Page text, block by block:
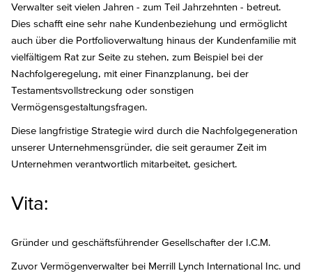
Verwalter seit vielen Jahren - zum Teil Jahrzehnten - betreut.
Dies schafft eine sehr nahe Kundenbeziehung und ermöglicht
auch über die Portfolioverwaltung hinaus der Kundenfamilie mit
vielfältigem Rat zur Seite zu stehen, zum Beispiel bei der
Nachfolgeregelung, mit einer Finanzplanung, bei der
Testamentsvollstreckung oder sonstigen
Vermögensgestaltungsfragen.
Diese langfristige Strategie wird durch die Nachfolgegeneration
unserer Unternehmensgründer, die seit geraumer Zeit im
Unternehmen verantwortlich mitarbeitet, gesichert.
Vita:
Gründer und geschäftsführender Gesellschafter der I.C.M.
Zuvor Vermögenverwalter bei Merrill Lynch International Inc. und